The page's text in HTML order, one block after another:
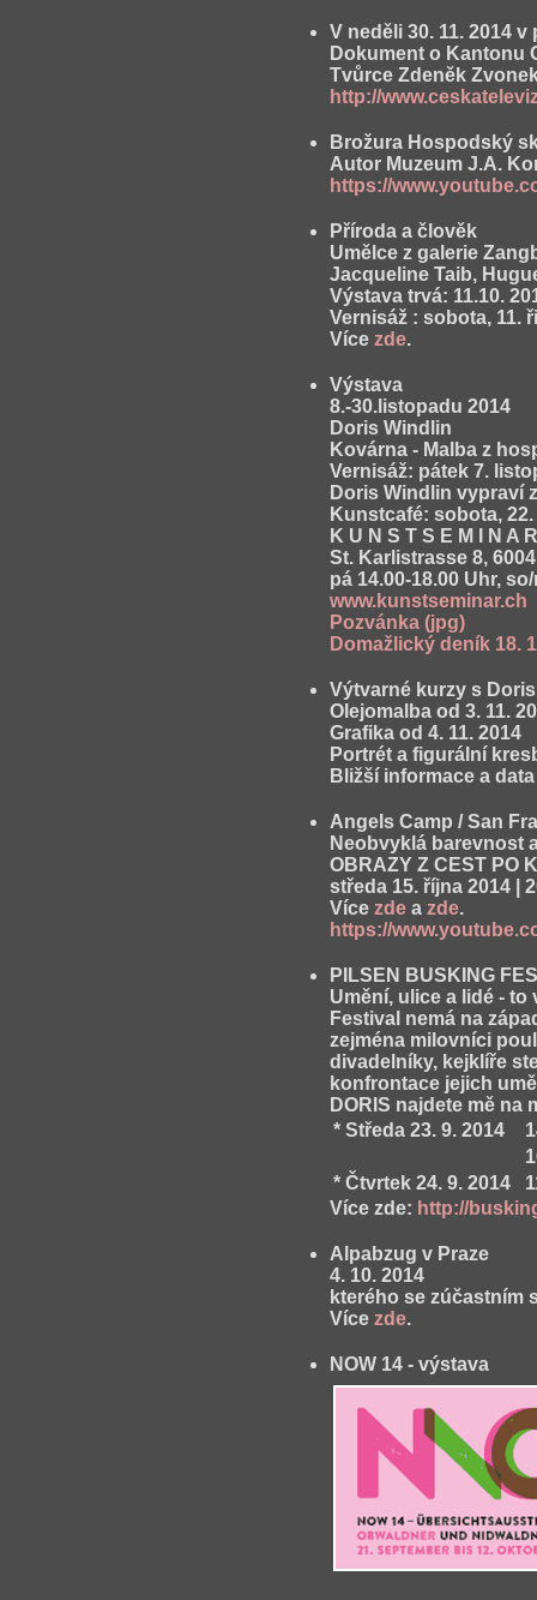
V neděli 30. 11. 2014
Dokument o Kantonu
Tvůrce Zdeněk
http://
Brožura Hospodský
Autor Muzeum J.A.
https://
Příroda a člověk
Umělce z galerie
Jacqueline Taib,
Výstava trvá: 11.10.
Vernisáž : sobota, 11.
Více zde.
Výstava
8.-30.listopadu 2014
Doris Windlin
Kovárna - Malba z
Vernisáž: pátek 7.
Doris Windlin vypraví
Kunstcafé: sobota,
K U N S T S E M I N A
St. Karlistrasse 8,
pá 14.00-18.00 Uhr,
www.kunstseminar.ch
Pozvánka (jpg)
Domažlický deník 18.
Výtvarné kurzy s
Olejomalba od 3. 11.
Grafika od 4. 11. 2014
Portrét a figurální
Bližší informace a
Angels Camp / San
Neobvyklá barevnost
OBRAZY Z CEST PO
středa 15. října 2014 |
Více zde a zde.
https://
PILSEN BUSKING
Umění, ulice a lidé -
Festival nemá na
zejména milovníci
divadelníky, kejklíře
konfrontace jejich
DORIS najdete mě na
* Středa 23. 9. 2014
* Čtvrtek 24. 9. 2014
Více zde: http://
Alpabzug v Praze
4. 10. 2014
kterého se zúčastním
Více zde.
NOW 14 - výstava